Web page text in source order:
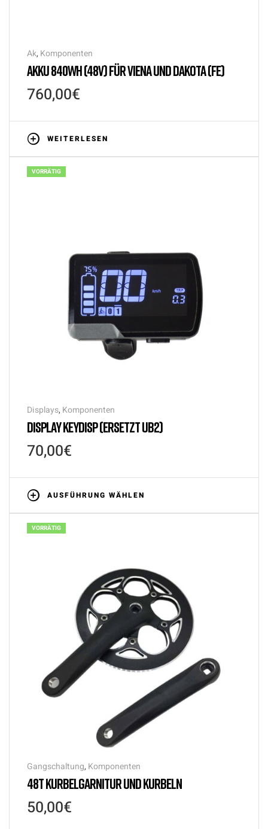
Ak, Komponenten
AKKU 840WH (48V) FÜR VIENA UND DAKOTA (FE)
760,00€
WEITERLESEN
VORRÄTIG
Displays, Komponenten
DISPLAY KEYDISP (ERSETZT UB2)
70,00€
AUSFÜHRUNG WÄHLEN
VORRÄTIG
Gangschaltung, Komponenten
48T KURBELGARNITUR UND KURBELN
50,00€